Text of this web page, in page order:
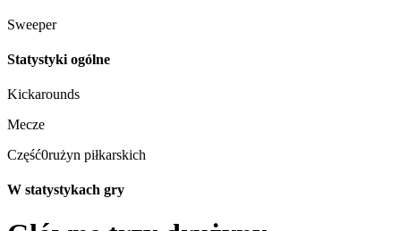
Sweeper
Statystyki ogólne
Kickarounds
Mecze
Część0rużyn piłkarskich
W statystykach gry